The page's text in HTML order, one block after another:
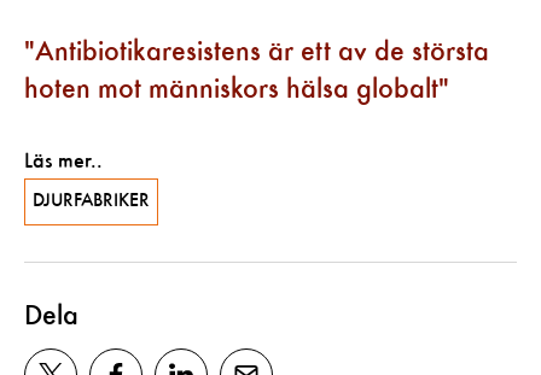
Antibiotikaresistens är ett av de största
hoten mot människors hälsa globalt
Läs mer..
DJURFABRIKER
Dela